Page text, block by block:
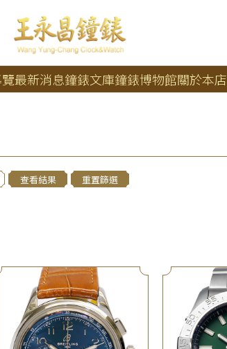
最新消息鐘錶文庫鐘錶博物館關於本店
查看結果 重置篩選